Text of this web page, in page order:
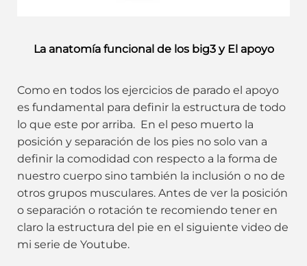
La anatomía funcional de los big3 y El apoyo
Como en todos los ejercicios de parado el apoyo
es fundamental para definir la estructura de todo
lo que este por arriba. En el peso muerto la
posición y separación de los pies no solo van a
definir la comodidad con respecto a la forma de
nuestro cuerpo sino también la inclusión o no de
otros grupos musculares. Antes de ver la posición
o separación o rotación te recomiendo tener en
claro la estructura del pie en el siguiente video de
mi serie de Youtube.